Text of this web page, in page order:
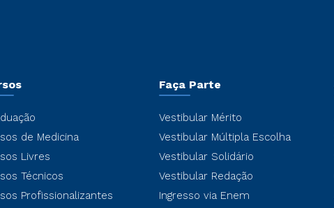
de Medicina
Livres
Técnicos
Profissionalizantes
Faça Parte
Vestibular Mérito
Vestibular Múltipla Escolha
Vestibular Solidário
Vestibular Redação
Ingresso via Enem